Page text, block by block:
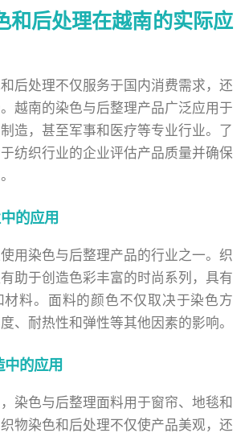
和后处理在越南的实际应
后处理不仅服务于国内消费需求，还
越南的染色与后整理产品广泛应用于
造，甚至军事和医疗等专业行业。了
纺织行业的企业评估产品质量并确保
的应用
用染色与后整理产品的行业之一。织
助于创造色彩丰富的时尚系列，具有
材料。面料的颜色不仅取决于染色方
、耐热性和弹性等其他因素的影响。
的应用
染色与后整理面料用于窗帘、地毯和
物染色和后处理不仅使产品美观，还